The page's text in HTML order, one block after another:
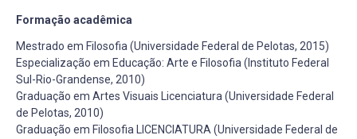
Formação acadêmica
Mestrado em Filosofia (Universidade Federal de Pelotas, 2015)
Especialização em Educação: Arte e Filosofia (Instituto Federal
Sul-Rio-Grandense, 2010)
Graduação em Artes Visuais Licenciatura (Universidade Federal
de Pelotas, 2010)
Graduação em Filosofia LICENCIATURA (Universidade Federal de